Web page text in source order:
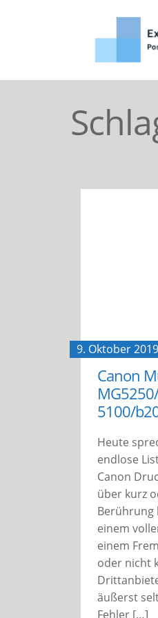
9. Oktober 2019
Canon
5100/
Heute
endlose
Canon
über kurz
Berührung
einem
einem
oder nicht
äußerst
Fehler […]